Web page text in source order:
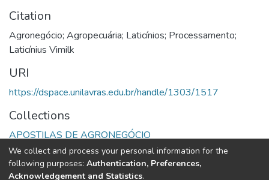
Citation
Agronegócio; Agropecuária; Laticínios; Processamento;
Laticínius Vimilk
URI
https://dspace.unilavras.edu.br/handle/1303/1517
Collections
APOSTILAS DE AGRONEGÓCIO
Full item page
We collect and process your personal information for the
following purposes: Authentication, Preferences,
Acknowledgement and Statistics.